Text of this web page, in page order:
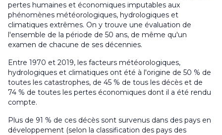
pertes humaines et économiques imputables aux
phénomènes météorologiques, hydrologiques et
climatiques extrêmes. On y trouve une évaluation de
l'ensemble de la période de 50 ans, de même qu'un
examen de chacune de ses décennies.
Entre 1970 et 2019, les facteurs météorologiques,
hydrologiques et climatiques ont été à l'origine de 50 % de
toutes les catastrophes, de 45 % de tous les décès et de
74 % de toutes les pertes économiques dont il a été rendu
compte.
Plus de 91 % de ces décès sont survenus dans des pays en
développement (selon la classification des pays des